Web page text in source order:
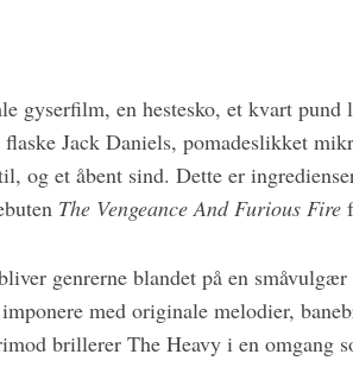
gyserfilm, en hestesko, et kvart pund
Jack Daniels, pomadeslikket
og et åbent sind. Dette er
The Vengeance And Furious Fire
genrerne blandet på en
med originale melodier,
brillerer The Heavy i en omgang